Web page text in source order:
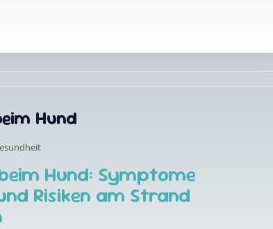
Hund
Hund: Symptome
Risiken am Strand